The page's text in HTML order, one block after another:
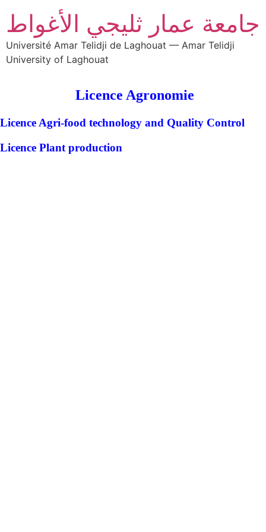
جامعة عمار ثليجي الأغواط
Université Amar Telidji de Laghouat — Amar Telidji
University of Laghouat
Licence Agronomie
Licence Agri-food technology and Quality Control
Licence Plant production